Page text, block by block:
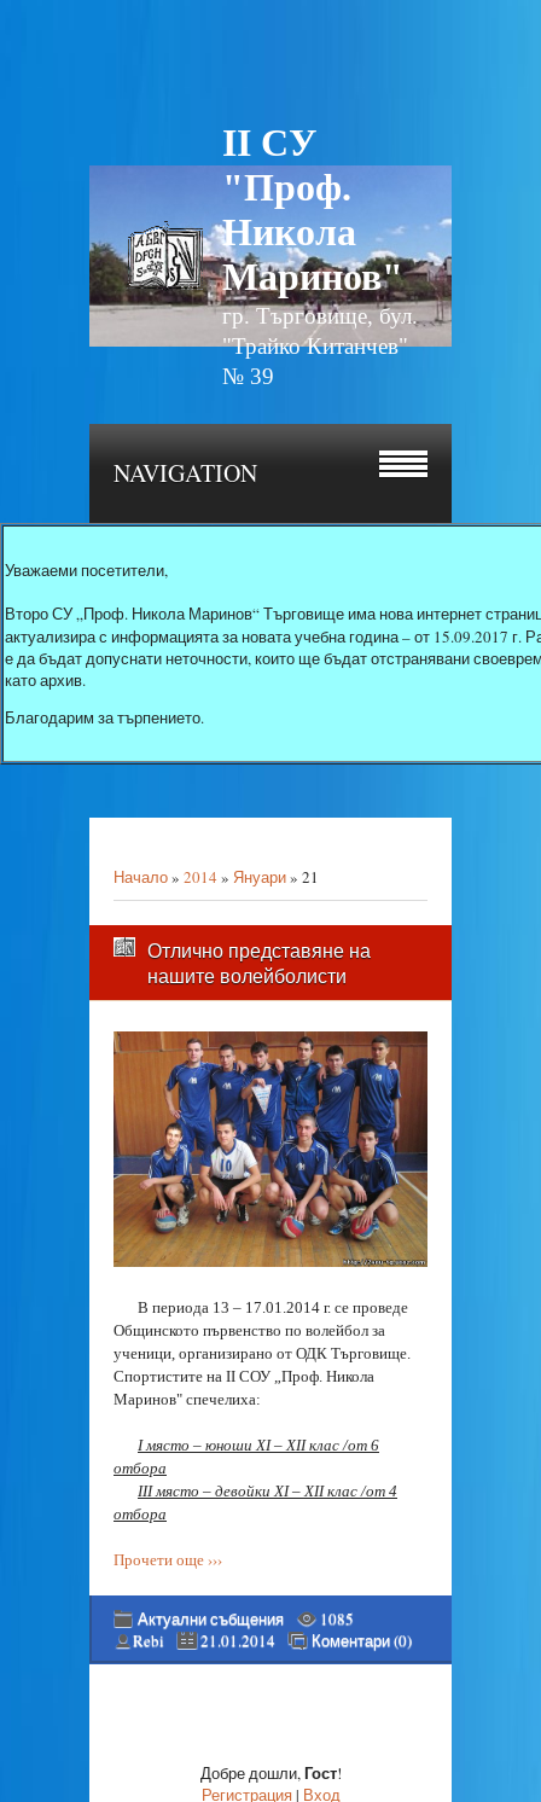
II СУ
"Проф.
Никола
Маринов"
гр. Търговище, бул.
"Трайко Китанчев"
№ 39
NAVIGATION
Уважаеми посетители,
Второ СУ „Проф. Никола Маринов“ Търговище има нова интернет
актуализира с информацията за новата учебна година – от 15.09.2017
е да бъдат допуснати неточности, които ще бъдат отстранявани
като архив.
Благодарим за търпението.
Начало» 2014 » Януари» 21
Отлично представяне на
нашите волейболисти
В периода 13 – 17.01.2014 г. се проведе
Общинското първенство по волейбол за
ученици, организирано от ОДК Търговище.
Спортистите на ІІ СОУ „Проф. Никола
Маринов" спечелиха:
І място – юноши ХІ – ХІІ клас /от 6
отбора
ІІІ място – девойки ХІ – ХІІ клас /от 4
отбора
Прочети още ›››
Актуални събщения
1085
Rebi
21.01.2014 Коментари (0)
Добре дошли,Гост!
Регистрация| Вход